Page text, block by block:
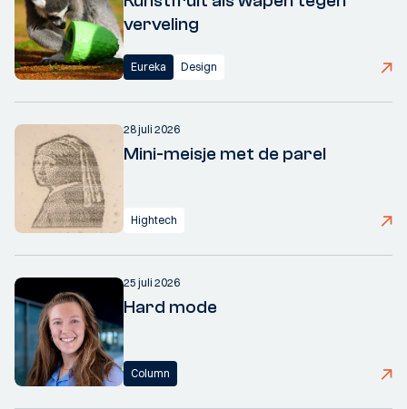
verveling
Eureka Design
28 juli 2026
Mini-meisje met de parel
Hightech
25 juli 2026
Hard mode
Column